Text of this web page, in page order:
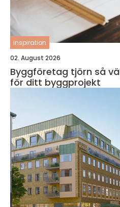
inspiration
02. August 2026
Byggföretag tjörn så väljer du rätt partner
för ditt byggprojekt